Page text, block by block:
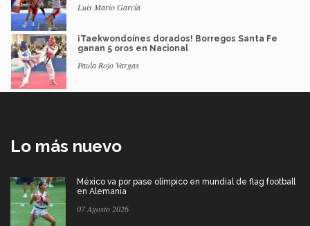
Luis Mario García
¡Taekwondoínes dorados! Borregos Santa Fe
ganan 5 oros en Nacional
Paula Rojo Vargas
Lo más nuevo
México va por pase olímpico en mundial de flag football
en Alemania
07 Agosto 2026